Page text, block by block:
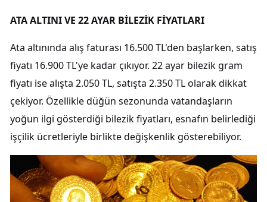
ATA ALTINI VE 22 AYAR BİLEZİK FİYATLARI
Ata altınında alış faturası 16.500 TL'den başlarken, satış
fiyatı 16.900 TL'ye kadar çıkıyor. 22 ayar bilezik gram
fiyatı ise alışta 2.050 TL, satışta 2.350 TL olarak dikkat
çekiyor. Özellikle düğün sezonunda vatandaşların
yoğun ilgi gösterdiği bilezik fiyatları, esnafın belirlediği
işçilik ücretleriyle birlikte değişkenlik gösterebiliyor.